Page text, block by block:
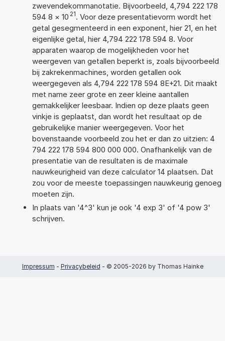
zwevendekommanotatie. Bijvoorbeeld, 4,794 222 178
594 8 × 10 21. Voor deze presentatievorm wordt het
getal gesegmenteerd in een exponent, hier 21, en het
eigenlijke getal, hier 4,794 222 178 594 8. Voor
apparaten waarop de mogelijkheden voor het
weergeven van getallen beperkt is, zoals bijvoorbeeld
bij zakrekenmachines, worden getallen ook
weergegeven als 4,794 222 178 594 8E+21. Dit maakt
met name zeer grote en zeer kleine aantallen
gemakkelijker leesbaar. Indien op deze plaats geen
vinkje is geplaatst, dan wordt het resultaat op de
gebruikelijke manier weergegeven. Voor het
bovenstaande voorbeeld zou het er dan zo uitzien: 4
794 222 178 594 800 000 000. Onafhankelijk van de
presentatie van de resultaten is de maximale
nauwkeurigheid van deze calculator 14 plaatsen. Dat
zou voor de meeste toepassingen nauwkeurig genoeg
moeten zijn.
In plaats van '4^3' kun je ook '4 exp 3' of '4 pow 3'
schrijven.
Impressum - Privacybeleid - © 2005-2026 by Thomas Hainke